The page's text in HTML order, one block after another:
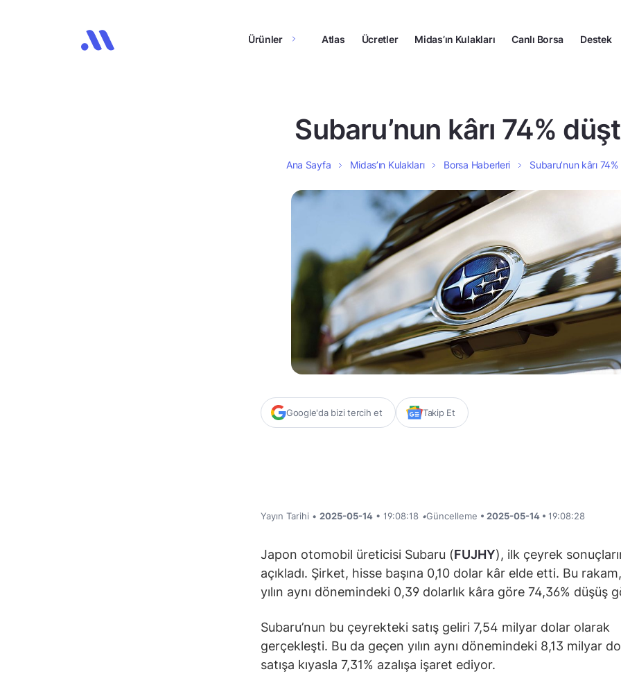
Ürünler Atlas Ücretler Midas’ın Kulakları Canlı Borsa Destek
Subaru’nun kârı 74%
Ana Sayfa Midas’ın Kulakları Borsa Haberleri Subaru’nun kârı
Google'da bizi tercih et Takip Et
Yayın Tarihi • 2025-05-14 • 19:08:18 •Güncelleme • 2025-05-14 • 19:08:28
Japon otomobil üreticisi Subaru (FUJHY), ilk çeyrek
açıkladı. Şirket, hisse başına 0,10 dolar kâr elde etti. Bu
yılın aynı dönemindeki 0,39 dolarlık kâra göre 74,36% düşüş
Subaru’nun bu çeyrekteki satış geliri 7,54 milyar dolar olarak
gerçekleşti. Bu da geçen yılın aynı dönemindeki 8,13 milyar
satışa kıyasla 7,31% azalışa işaret ediyor.